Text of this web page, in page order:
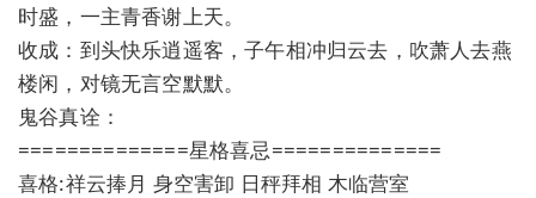
时盛，一主青香谢上天。
收成：到头快乐逍遥客，子午相冲归云去，吹萧人去燕
楼闲，对镜无言空默默。
鬼谷真诠：
==============星格喜忌==============
喜格:祥云捧月 身空害卸 日秤拜相 木临营室